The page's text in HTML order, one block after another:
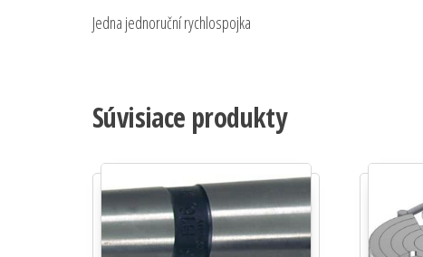
Jedna jednoruční rychlospojka
Súvisiace produkty